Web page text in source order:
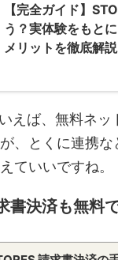
【完全ガイド】
う？実体験をもと
メリットを徹底解説
いえば、無料ネ
、とくに連携な
ていいですね。
書決済も無料